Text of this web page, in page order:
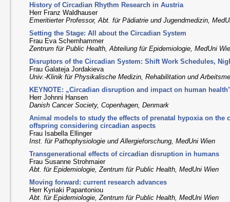
History of Circadian Rhythm Research in Austria
Herr Franz Waldhauser
Emeritierter Professor, Abt. für Pädiatrie und Jugendmedizin,
Setting the Stage: All about the Circadian System
Frau Eva Schernhammer
Zentrum für Public Health, Abteilung für Epidemiologie, MedUni
Disruptors of the Circadian System: Shift Work Schedules,
Frau Galateja Jordakieva
Univ.-Klinik für Physikalische Medizin, Rehabilitation und
KEYNOTE: „Circadian disruption and impact on human
Herr Johnni Hansen
Danish Cancer Society, Copenhagen, Denmark
Animal models to study the effects of prenatal hypoxia on the
offspring considering circadian aspects
Frau Isabella Ellinger
Inst. für Pathophysiologie und Allergieforschung, MedUni Wien
Transgenerational effects of circadian disruption in humans
Frau Susanne Strohmaier
Abt. für Epidemiologie, Zentrum für Public Health, MedUni Wien
Moving forward: current research advances
Herr Kyriaki Papantoniou
Abt. für Epidemiologie, Zentrum für Public Health, MedUni Wien